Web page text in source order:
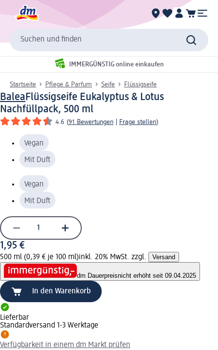
Suchen und finden
IMMERGÜNSTIG online einkaufen
Startseite Pflege & Parfum Seife Flüssigseife
BaleaFlüssigseife Eukalyptus & Lotus
Nachfüllpack, 500 ml
4.6 (91 Bewertungen Frage stellen)
Vegan
Mit Duft
Vegan
Mit Duft
1,95 €
500 ml (0,39 € je 100 ml)inkl. 20% MwSt. zzgl. Versand
dm Dauerpreisnicht erhöht seit 09.04.2025
In den Warenkorb
Lieferbar
Standardversand 1-3 Werktage
Verfügbarkeit in einem dm Markt prüfen